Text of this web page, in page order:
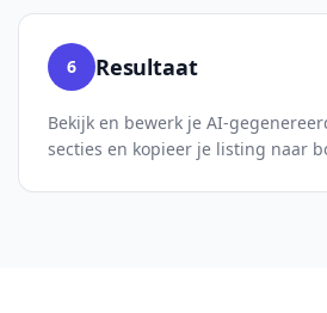
6 Resultaat
Bekijk en bewerk je AI-
secties en kopieer je listing naar